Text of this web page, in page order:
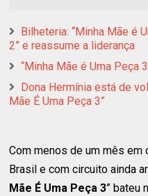
Bilheteria: “Minha Mãe é
2” e reassume a liderança
“Minha Mãe é Uma Peça
Dona Hermínia está de
Mãe É Uma Peça 3”
Com menos de um mês
Brasil e com circuito ainda
Mãe É Uma Peça 3” bateu